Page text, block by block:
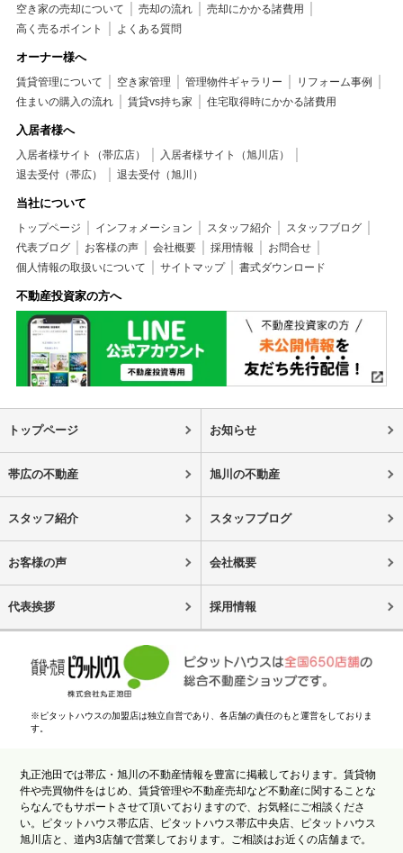
空き家の売却について 売却の流れ
売却にかかる諸費用
高く売るポイント
よくある質問
オーナー様へ
賃貸管理について 空き家管理 管理物件ギャラリー
リフォーム事例
住まいの購入の流れ
賃貸vs持ち家 住宅取得時にかかる諸費用
入居者様へ
入居者様サイト（帯広店）
入居者様サイト（旭川店）
退去受付（帯広）
退去受付（旭川）
当社について
トップページ インフォメーション スタッフ紹介
スタッフブログ
代表ブログ
お客様の声 会社概要 採用情報
お問合せ
個人情報の取扱いについて
サイトマップ 書式ダウンロード
不動産投資家の方へ
トップページ お知らせ
帯広の不動産 旭川の不動産
スタッフ紹介 スタッフブログ
お客様の声 会社概要
代表挨拶 採用情報
※ピタットハウスの加盟店は独立自営であり、各店舗の責任のもと運営をしておりま
す。
丸正池田では帯広・旭川の不動産情報を豊富に掲載しております。賃貸物
件や売買物件をはじめ、賃貸管理や不動産売却など不動産に関することな
らなんでもサポートさせて頂いておりますので、お気軽にご相談くださ
い。ピタットハウス帯広店、ピタットハウス帯広中央店、ピタットハウス
旭川店と、道内3店舗で営業しております。ご相談はお近くの店舗まで。